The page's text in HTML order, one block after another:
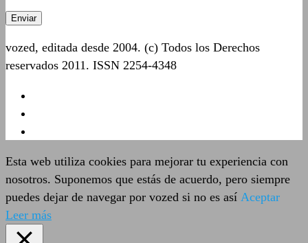
vozed, editada desde 2004. (c) Todos los Derechos
reservados 2011. ISSN 2254-4348
Esta web utiliza cookies para mejorar tu experiencia con
nosotros. Suponemos que estás de acuerdo, pero siempre
puedes dejar de navegar por vozed si no es así Aceptar
Leer más